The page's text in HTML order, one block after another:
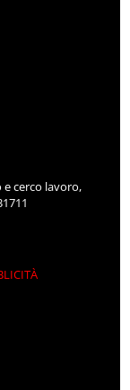
cerco lavoro,